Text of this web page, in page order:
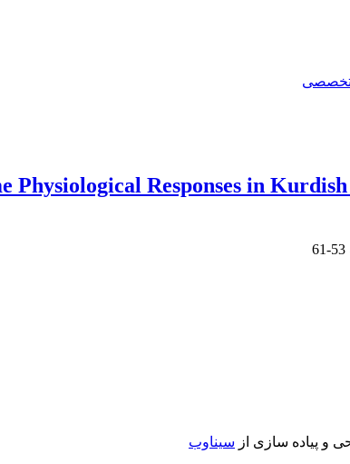
تخصصی
Responses in
53-61
و پیاده سازی از سیناوب